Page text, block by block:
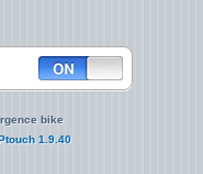
bike
1.9.40